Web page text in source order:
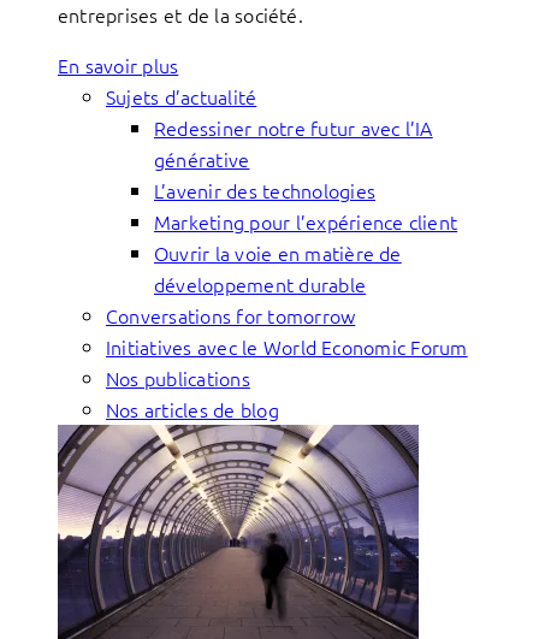
entreprises et de la société.
En savoir plus
Sujets d’actualité
Redessiner notre futur avec l’IA
générative
L’avenir des technologies
Marketing pour l’expérience client
Ouvrir la voie en matière de
développement durable
Conversations for tomorrow
Initiatives avec le World Economic Forum
Nos publications
Nos articles de blog